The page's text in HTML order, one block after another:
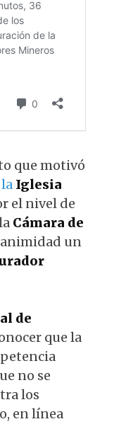
que motivó
Iglesia
el nivel de
Cámara de
un
de
que la
no se
los
en línea